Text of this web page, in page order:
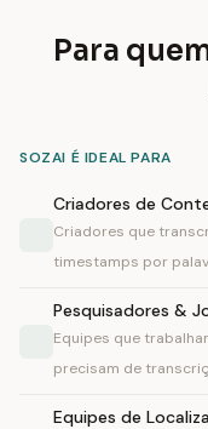
Para
SOZAI É IDEAL PARA
Criadores de
Criadores que
timestamps por
Pesquisadores &
Equipes que
precisam de
Equipes de